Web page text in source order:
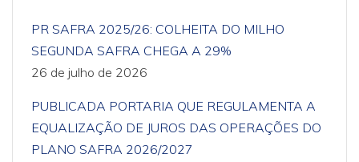
PR SAFRA 2025/26: COLHEITA DO MILHO
SEGUNDA SAFRA CHEGA A 29%
26 de julho de 2026
PUBLICADA PORTARIA QUE REGULAMENTA A
EQUALIZAÇÃO DE JUROS DAS OPERAÇÕES DO
PLANO SAFRA 2026/2027